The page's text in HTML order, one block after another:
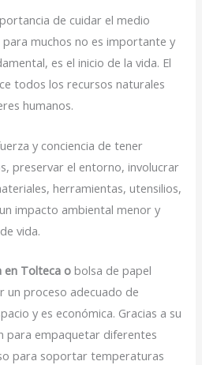
de cuidar el medio
muchos no es importante y
es el inicio de la vida. El
todos los recursos naturales
humanos.
y conciencia de tener
preservar el entorno, involucrar
herramientas, utensilios,
impacto ambiental menor y
vida.
en Tolteca o bolsa de papel
un proceso adecuado de
y es económica. Gracias a su
para empaquetar diferentes
para soportar temperaturas